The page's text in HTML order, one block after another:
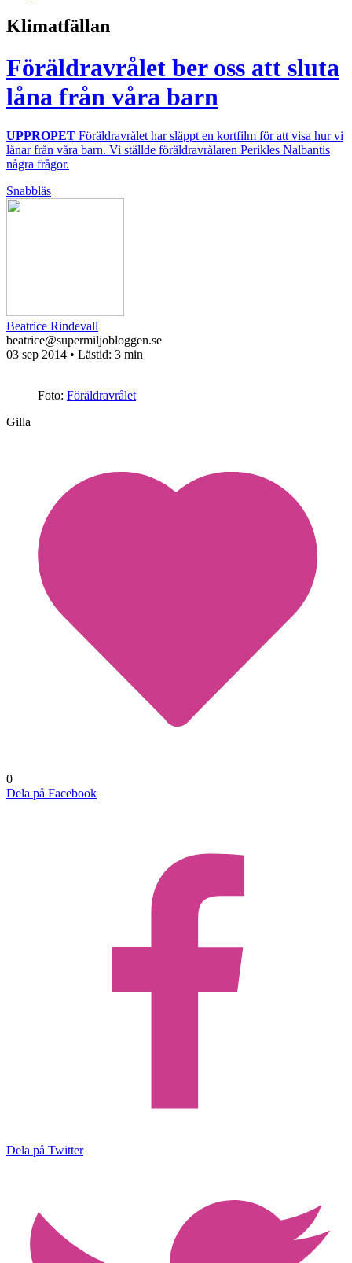
Klimatfällan
Föräldravrålet ber oss att sluta
låna från våra barn
UPPROPET Föräldravrålet har släppt en kortfilm för att visa hur vi
lånar från våra barn. Vi ställde föräldravrålaren Perikles Nalbantis
några frågor.
Snabbläs
Beatrice Rindevall
beatrice@supermiljobloggen.se
03 sep 2014 • Lästid: 3 min
Foto: Föräldravrålet
Gilla
0
Dela på Facebook
Dela på Twitter